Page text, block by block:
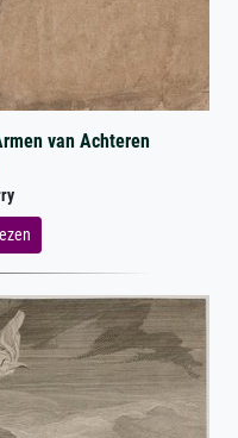
van Achteren